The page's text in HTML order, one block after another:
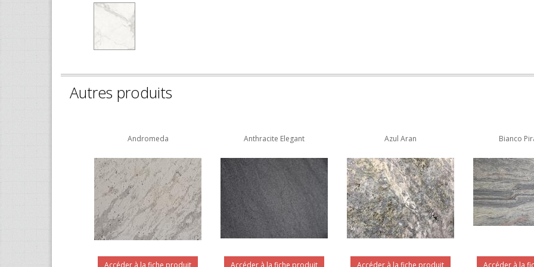
Autres produits
Andromeda
Accéder à la fiche produit
Anthracite Elegant
Accéder à la fiche produit
Azul Aran
Accéder à la fiche produit
Bianco
Accéder à la